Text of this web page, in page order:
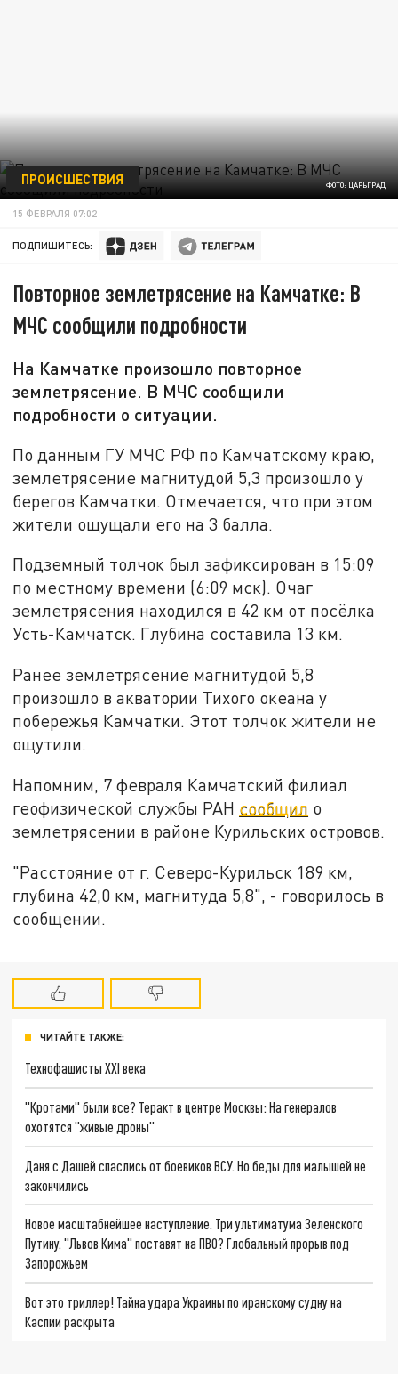
ФОТО: ЦАРЬГРАД
ПРОИСШЕСТВИЯ
15 ФЕВРАЛЯ 07:02
ПОДПИШИТЕСЬ:
Повторное землетрясение на Камчатке: В
МЧС сообщили подробности
На Камчатке произошло повторное
землетрясение. В МЧС сообщили
подробности о ситуации.
По данным ГУ МЧС РФ по Камчатскому краю,
землетрясение магнитудой 5,3 произошло у
берегов Камчатки. Отмечается, что при этом
жители ощущали его на 3 балла.
Подземный толчок был зафиксирован в 15:09
по местному времени (6:09 мск). Очаг
землетрясения находился в 42 км от посёлка
Усть-Камчатск. Глубина составила 13 км.
Ранее землетрясение магнитудой 5,8
произошло в акватории Тихого океана у
побережья Камчатки. Этот толчок жители не
ощутили.
Напомним, 7 февраля Камчатский филиал
геофизической службы РАН сообщил о
землетрясении в районе Курильских островов.
"Расстояние от г. Северо-Курильск 189 км,
глубина 42,0 км, магнитуда 5,8", - говорилось в
сообщении.
ЧИТАЙТЕ ТАКЖЕ:
Технофашисты XXI века
"Кротами" были все? Теракт в центре Москвы: На генералов
охотятся "живые дроны"
Даня с Дашей спаслись от боевиков ВСУ. Но беды для малышей не
закончились
Новое масштабнейшее наступление. Три ультиматума Зеленского
Путину. "Львов Кима" поставят на ПВО? Глобальный прорыв под
Запорожьем
Вот это триллер! Тайна удара Украины по иранскому судну на
Каспии раскрыта